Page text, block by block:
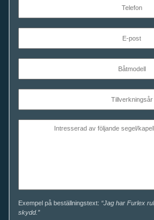
Exempel på beställningstext: “Jag har Furlex
skydd.”